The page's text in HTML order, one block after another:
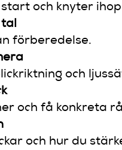
och knyter ihop
förberedelse.
och
och få konkreta
och hur du